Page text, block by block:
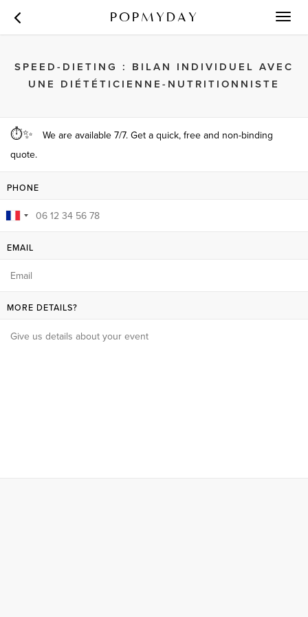
POPMYDAY
SPEED-DIETING : BILAN INDIVIDUEL AVEC
UNE DIÉTÉTICIENNE-NUTRITIONNISTE
⏱✨
We are available 7/7. Get a quick, free and non-binding
quote.
PHONE
EMAIL
MORE DETAILS?